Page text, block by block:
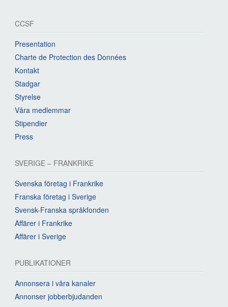
CCSF
Presentation
Charte de Protection des Données
Kontakt
Stadgar
Styrelse
Våra medlemmar
Stipendier
Press
SVERIGE – FRANKRIKE
Svenska företag i Frankrike
Franska företag i Sverige
Svensk-Franska språkfonden
Affärer i Frankrike
Affärer i Sverige
PUBLIKATIONER
Annonsera i våra kanaler
Annonser jobberbjudanden